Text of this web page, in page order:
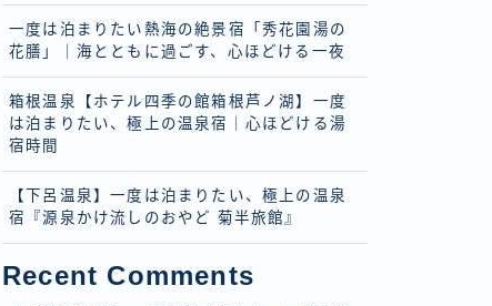
一度は泊まりたい熱海の絶景宿「秀花園湯の
花膳」｜海とともに過ごす、心ほどける一夜
箱根温泉【ホテル四季の館箱根芦ノ湖】一度
は泊まりたい、極上の温泉宿｜心ほどける湯
宿時間
【下呂温泉】一度は泊まりたい、極上の温泉
宿『源泉かけ流しのおやど 菊半旅館』
Recent Comments